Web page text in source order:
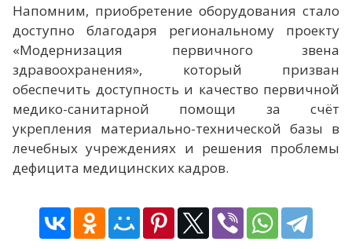
Напомним, приобретение оборудования стало
доступно благодаря региональному проекту
«Модернизация первичного звена
здравоохранения», который призван
обеспечить доступность и качество первичной
медико-санитарной помощи за счёт
укрепления материально-технической базы в
лечебных учреждениях и решения проблемы
дефицита медицинских кадров.